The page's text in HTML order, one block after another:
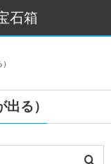
石箱
る）